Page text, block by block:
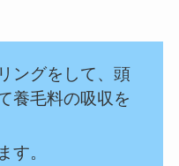
ングをして、頭
養毛料の吸収を
す。